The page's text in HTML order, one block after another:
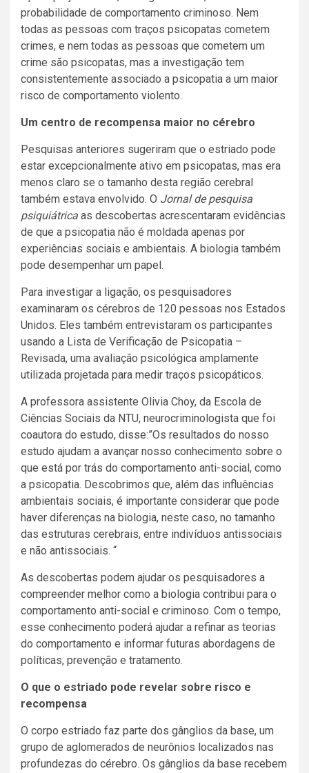
probabilidade de comportamento criminoso. Nem
todas as pessoas com traços psicopatas cometem
crimes, e nem todas as pessoas que cometem um
crime são psicopatas, mas a investigação tem
consistentemente associado a psicopatia a um maior
risco de comportamento violento.
Um centro de recompensa maior no cérebro
Pesquisas anteriores sugeriram que o estriado pode
estar excepcionalmente ativo em psicopatas, mas era
menos claro se o tamanho desta região cerebral
também estava envolvido. O Jornal de pesquisa
psiquiátrica as descobertas acrescentaram evidências
de que a psicopatia não é moldada apenas por
experiências sociais e ambientais. A biologia também
pode desempenhar um papel.
Para investigar a ligação, os pesquisadores
examinaram os cérebros de 120 pessoas nos Estados
Unidos. Eles também entrevistaram os participantes
usando a Lista de Verificação de Psicopatia –
Revisada, uma avaliação psicológica amplamente
utilizada projetada para medir traços psicopáticos.
A professora assistente Olivia Choy, da Escola de
Ciências Sociais da NTU, neurocriminologista que foi
coautora do estudo, disse:”Os resultados do nosso
estudo ajudam a avançar nosso conhecimento sobre o
que está por trás do comportamento anti-social, como
a psicopatia. Descobrimos que, além das influências
ambientais sociais, é importante considerar que pode
haver diferenças na biologia, neste caso, no tamanho
das estruturas cerebrais, entre indivíduos antissociais
e não antissociais. “
As descobertas podem ajudar os pesquisadores a
compreender melhor como a biologia contribui para o
comportamento anti-social e criminoso. Com o tempo,
esse conhecimento poderá ajudar a refinar as teorias
do comportamento e informar futuras abordagens de
políticas, prevenção e tratamento.
O que o estriado pode revelar sobre risco e
recompensa
O corpo estriado faz parte dos gânglios da base, um
grupo de aglomerados de neurônios localizados nas
profundezas do cérebro. Os gânglios da base recebem